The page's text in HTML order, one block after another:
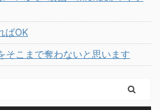
ばOK
そこまで奪わないと思います